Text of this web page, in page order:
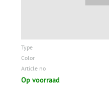
Type
Color
Article no
Op voorraad